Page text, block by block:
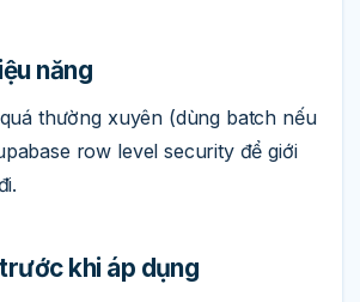
năng
thường xuyên (dùng batch nếu
row level security để giới
khi áp dụng